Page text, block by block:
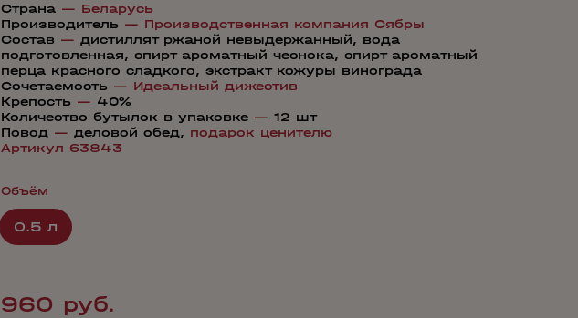
Страна — Беларусь
Производитель — Производственная компания Сябры
Состав — дистиллят ржаной невыдержанный, вода
подготовленная, спирт ароматный чеснока, спирт ароматный
перца красного сладкого, экстракт кожуры винограда
Сочетаемость — Идеальный дижестив
Крепость — 40%
Количество бутылок в упаковке — 12 шт
Повод — деловой обед, подарок ценителю
Артикул 63843
Объём
0.5 л
960 руб.